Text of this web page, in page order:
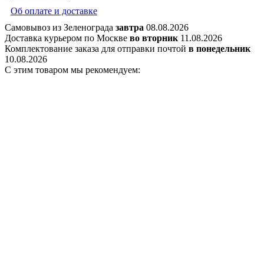
Об оплате и доставке
Самовывоз из Зеленограда завтра 08.08.2026
Доставка курьером по Москве во вторник 11.08.2026
Комплектование заказа для отправки почтой в понедельник
10.08.2026
С этим товаром мы рекомендуем: